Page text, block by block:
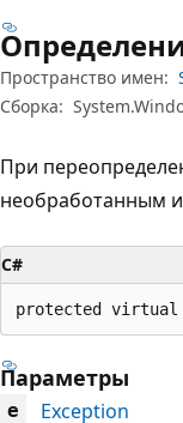
Пространство имен:
Сборка:
При
необработанным
C#
protected virtual
Параметры
e
Exception